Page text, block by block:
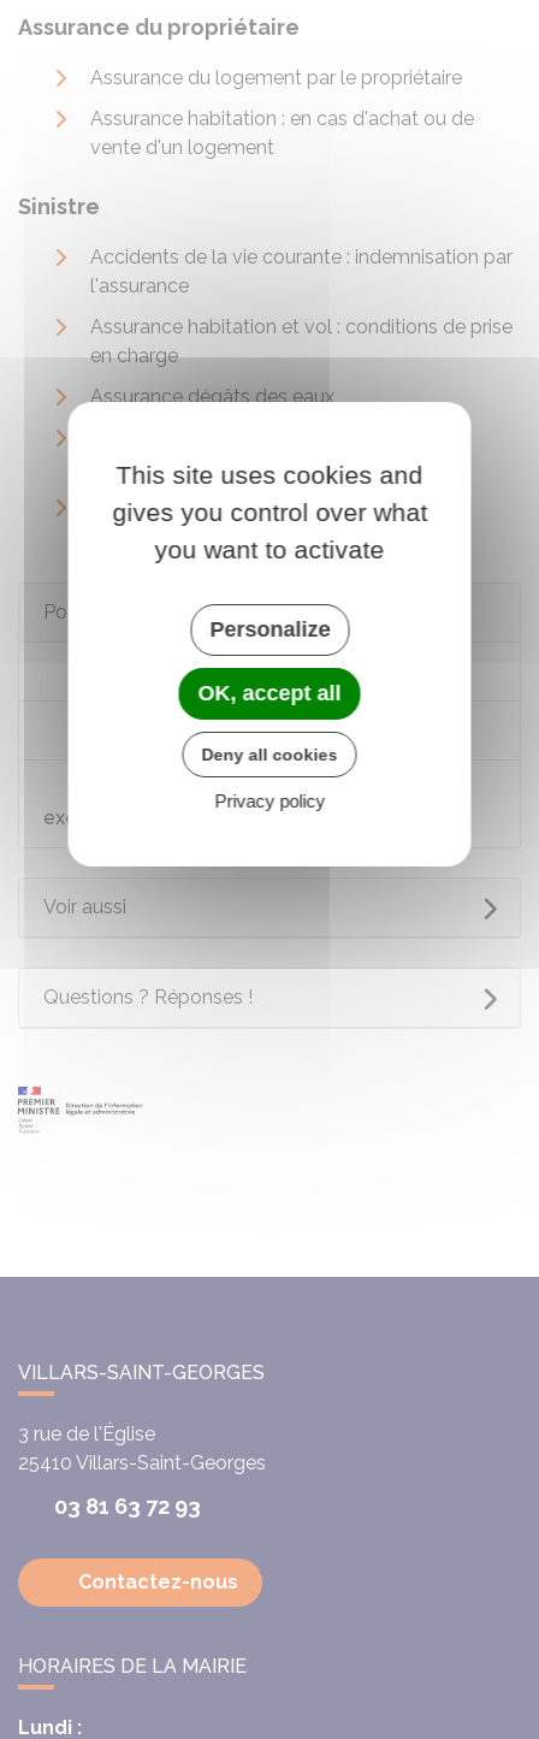
Assurance du propriétaire
Assurance du logement par le propriétaire
Assurance habitation : en cas d'achat ou de
vente d'un logement
Sinistre
Accidents de la vie courante : indemnisation par
l'assurance
Assurance habitation et vol : conditions de prise
en charge
Assurance dégâts des eaux
explosion
Assurance et catastrophe naturelle (ou
Pour en savoir plus
Se préparer à s'assurer
Assurance multirisque habitation
Vérifier qu'un établissement est autorisé à
exercer
Voir aussi
Questions ? Réponses !
VILLARS-SAINT-GEORGES
3 rue de l'Église
25410 Villars-Saint-Georges
03 81 63 72 93
Contactez-nous
HORAIRES DE LA MAIRIE
Lundi :
This site uses cookies and
gives you control over what
you want to activate
Personalize
OK, accept all
Deny all cookies
Privacy policy